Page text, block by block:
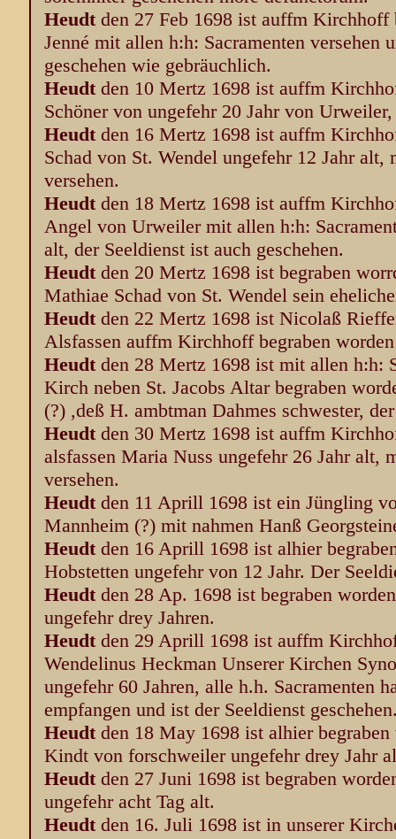
Heudt den 27 Feb 1698 ist auffm Kirchhoff
Jenné mit allen h:h: Sacramenten versehen
geschehen wie gebräuchlich.
Heudt den 10 Mertz 1698 ist auffm
Schöner von ungefehr 20 Jahr von
Heudt den 16 Mertz 1698 ist auffm
Schad von St. Wendel ungefehr 12 Jahr alt,
versehen.
Heudt den 18 Mertz 1698 ist auffm
Angel von Urweiler mit allen h:h:
alt, der Seeldienst ist auch geschehen.
Heudt den 20 Mertz 1698 ist begraben
Mathiae Schad von St. Wendel sein
Heudt den 22 Mertz 1698 ist Nicolaß
Alsfassen auffm Kirchhoff begraben worden
Heudt den 28 Mertz 1698 ist mit allen h:h:
Kirch neben St. Jacobs Altar begraben
(?) ,deß H. ambtman Dahmes schwester,
Heudt den 30 Mertz 1698 ist auffm
alsfassen Maria Nuss ungefehr 26 Jahr alt,
versehen.
Heudt den 11 Aprill 1698 ist ein Jüngling
Mannheim (?) mit nahmen Hanß
Heudt den 16 Aprill 1698 ist alhier
Hobstetten ungefehr von 12 Jahr. Der
Heudt den 28 Ap. 1698 ist begraben
ungefehr drey Jahren.
Heudt den 29 Aprill 1698 ist auffm
Wendelinus Heckman Unserer Kirchen
ungefehr 60 Jahren, alle h.h. Sacramenten
empfangen und ist der Seeldienst
Heudt den 18 May 1698 ist alhier
Kindt von forschweiler ungefehr drey Jahr
Heudt den 27 Juni 1698 ist begraben
ungefehr acht Tag alt.
Heudt den 16. Juli 1698 ist in unserer